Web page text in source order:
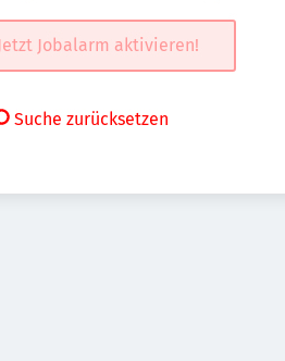
Jetzt Jobalarm aktivieren!
Suche zurücksetzen